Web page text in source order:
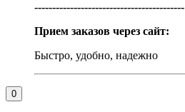
------------------------------------------
Прием заказов через сайт:
Быстро, удобно, надежно
0